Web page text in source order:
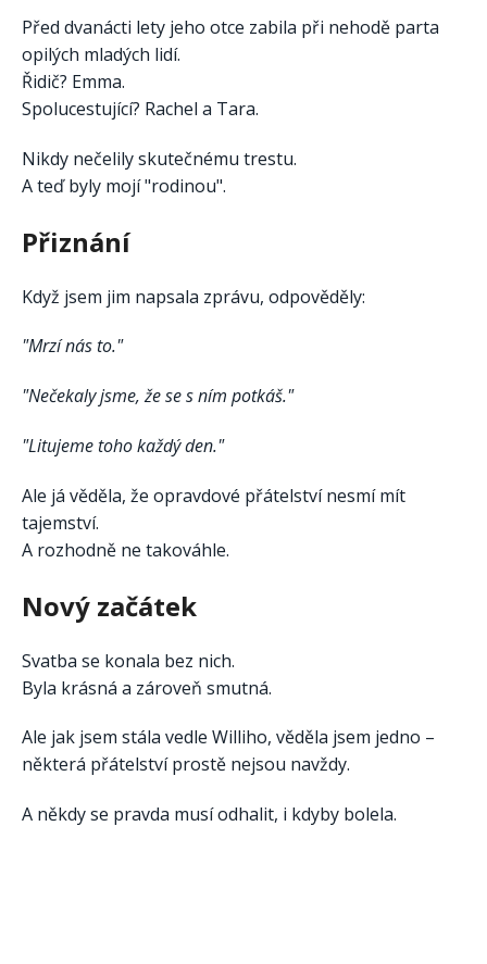
Před dvanácti lety jeho otce zabila při nehodě parta
opilých mladých lidí.
Řidič? Emma.
Spolucestující? Rachel a Tara.
Nikdy nečelily skutečnému trestu.
A teď byly mojí "rodinou".
Přiznání
Když jsem jim napsala zprávu, odpověděly:
"Mrzí nás to."
"Nečekaly jsme, že se s ním potkáš."
"Litujeme toho každý den."
Ale já věděla, že opravdové přátelství nesmí mít
tajemství.
A rozhodně ne takováhle.
Nový začátek
Svatba se konala bez nich.
Byla krásná a zároveň smutná.
Ale jak jsem stála vedle Williho, věděla jsem jedno –
některá přátelství prostě nejsou navždy.
A někdy se pravda musí odhalit, i kdyby bolela.